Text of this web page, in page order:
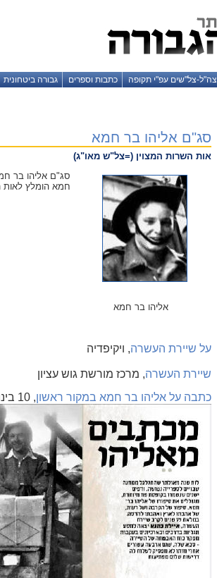
צה"ל-צל"שים עפ"י תקופה כתבות וספרים גבורה ביטחונית
סג"ם אליהו בר חמא
אות השרות המצוין (=צל"ש מאו"ג)
אליהו בר חמא
חמא הומלץ לאות
על שיירת העשרה, ויקיפדיה
שיירת העשרה, מרכז מורשת גוש עציון
כתבה על אליהו בר חמא במקור ראשון, 10 בינואר 2025